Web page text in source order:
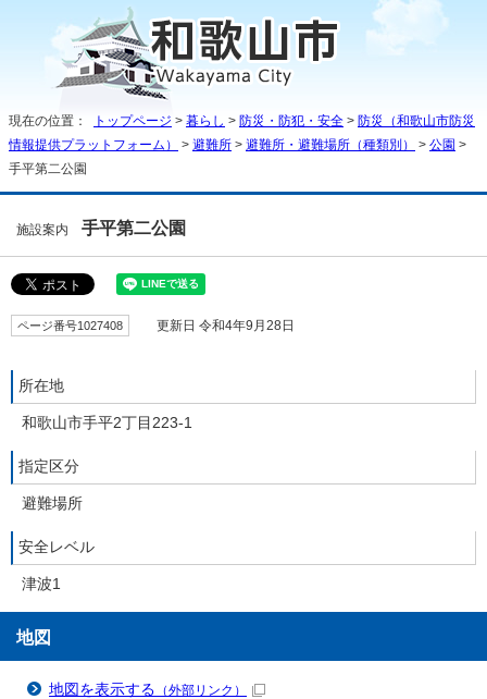
現在の位置： トップページ > 暮らし > 防災・防犯・安全 > 防災（和歌山市防災
情報提供プラットフォーム）
> 避難所 > 避難所・避難場所（種類別） > 公園 >
手平第二公園
施設案内 手平第二公園
ページ番号1027408 更新日 令和4年9月28日
所在地
和歌山市手平2丁目223-1
指定区分
避難場所
安全レベル
津波1
地図
地図を表示する （外部リンク）